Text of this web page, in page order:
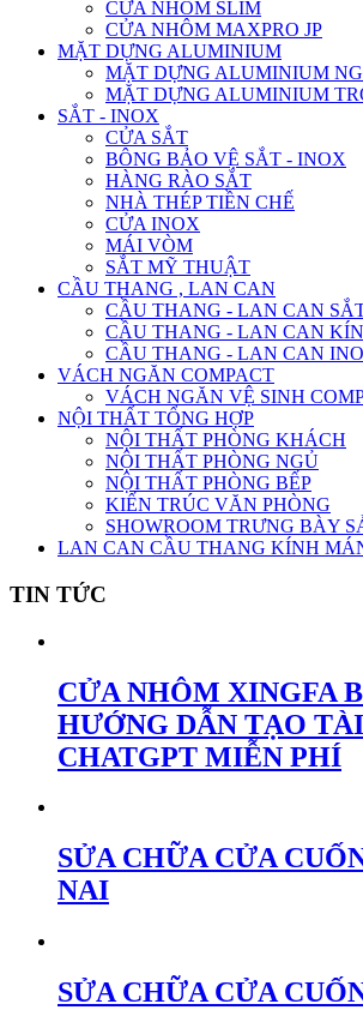
CỬA NHÔM SLIM
CỬA NHÔM MAXPRO JP
MẶT DỰNG ALUMINIUM
MẶT DỰNG ALUMINIUM
MẶT DỰNG ALUMINIUM
SẮT - INOX
CỬA SẮT
BÔNG BẢO VỆ SẮT - INOX
HÀNG RÀO SẮT
NHÀ THÉP TIỀN CHẾ
CỬA INOX
MÁI VÒM
SẮT MỸ THUẬT
CẦU THANG , LAN CAN
CẦU THANG - LAN CAN
CẦU THANG - LAN CAN
CẦU THANG - LAN CAN
VÁCH NGĂN COMPACT
VÁCH NGĂN VỆ SINH
NỘI THẤT TỔNG HỢP
NỘI THẤT PHÒNG KHÁCH
NỘI THẤT PHÒNG NGỦ
NỘI THẤT PHÒNG BẾP
KIẾN TRÚC VĂN PHÒNG
SHOWROOM TRƯNG BÀY
LAN CAN CẦU THANG KÍNH
TIN TỨC
CỬA NHÔM XINGFA
HƯỚNG DẪN TẠO
CHATGPT MIỄN PHÍ
SỬA CHỮA CỬA
NAI
SỬA CHỮA CỬA